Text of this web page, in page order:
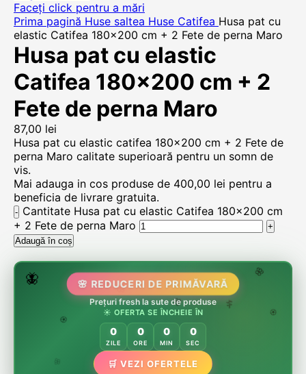
Faceți click pentru a mări
Prima pagină Huse saltea Huse Catifea Husa pat cu
elastic Catifea 180×200 cm + 2 Fete de perna Maro
Husa pat cu elastic
Catifea 180×200 cm + 2
Fete de perna Maro
87,00 lei
Husa pat cu elastic catifea 180×200 cm + 2 Fete de
perna Maro calitate superioară pentru un somn de
vis.
Mai adauga in cos produse de 400,00 lei pentru a
beneficia de livrare gratuita.
Cantitate Husa pat cu elastic Catifea 180×200 cm
+ 2 Fete de perna Maro
Adaugă în coș
🌸
🌿
🌸
🏵️
🌷
🦋 🌸 REDUCERI DE PRIMĂVARĂ
Prețuri fresh la sute de produse
☀️ OFERTA SE ÎNCHEIE ÎN
0
ZILE
0
ORE
0
MIN
0
SEC
🛒 VEZI OFERTELE